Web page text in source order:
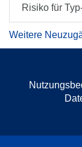
Risiko für
Weitere